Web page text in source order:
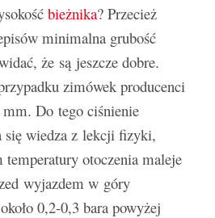
bieżnika? Przecież
minimalna grubość
że są jeszcze dobre.
zimówek producenci
Do tego ciśnienie
się wiedza z lekcji fizyki,
temperatury otoczenia maleje
wyjazdem w góry
0,2-0,3 bara powyżej